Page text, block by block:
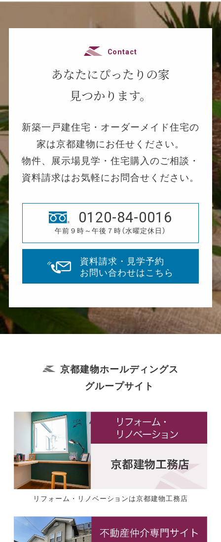
Contact
あなたにぴったりの家
見つかります。
新築一戸建住宅・オーダーメイド住宅の
家は京都建物にお任せください。
物件、展示場見学・住宅購入のご相談・
資料請求はお気軽にお問合せください。
0120-84-0016
午前９時～午後７時（水曜定休日）
資料請求・見学予約
お問い合わせはこちら
京都建物ホールディングス
グループサイト
リフォーム・リノベーションは京都建物工務店